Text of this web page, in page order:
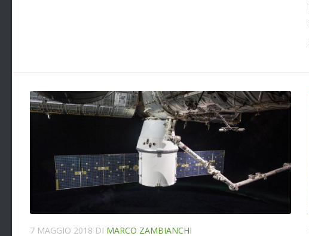
7 MAGGIO 2018 DI MARCO ZAMBIANCHI